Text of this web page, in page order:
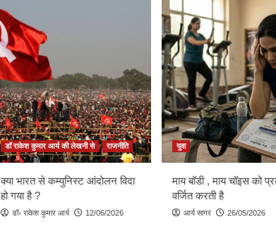
डॉ राकेश कुमार आर्य की लेखनी से राजनीति
क्या भारत से कम्युनिस्ट आंदोलन विदा
हो गया है ?
डॉ॰ राकेश कुमार आर्य 12/06/2026
युवा
माय बॉडी , माय चॉइस को
वर्जित करती है
आर्य सागर 26/05/2026